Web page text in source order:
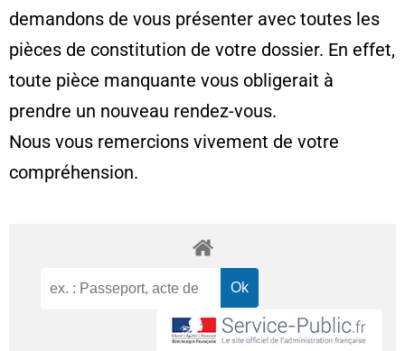
demandons de vous présenter avec toutes les
pièces de constitution de votre dossier. En effet,
toute pièce manquante vous obligerait à
prendre un nouveau rendez-vous.
Nous vous remercions vivement de votre
compréhension.